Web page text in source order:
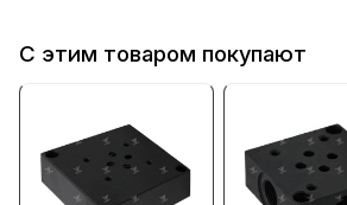
С этим товаром покупают